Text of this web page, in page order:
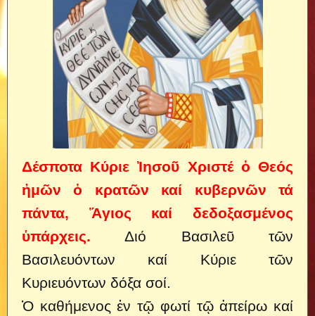
Δέσποτα Κύριε Ἰησοῦ Χριστέ ὁ Θεός
ἠμῶν ὁ κρατῶν καί κυβερνῶν τά
πάντα, Ἅγιος καί δεδοξασμένος
ὑπάρχεις. Διό Βασιλεῦ τῶν
Βασιλευόντων καί Κύριε τῶν
Κυριευόντων δόξα σοί.
Ὁ καθήμενος ἐν τῷ φωτί τῷ ἀπείρω καί